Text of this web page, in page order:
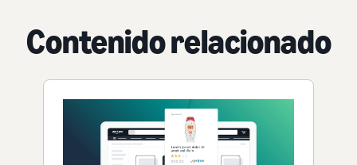
Contenido relacionado